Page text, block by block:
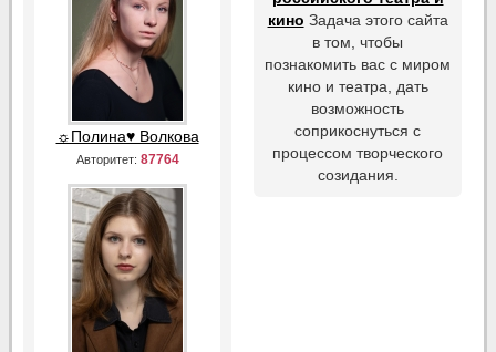
☼Полина♥ Волкова
Авторитет: 87764
кино Задача этого сайта
в том, чтобы
познакомить вас с миром
кино и театра, дать
возможность
соприкоснуться с
процессом творческого
созидания.